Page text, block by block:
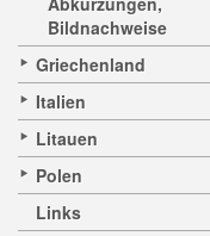
Bildnachweise
Griechenland
Italien
Litauen
Polen
Links